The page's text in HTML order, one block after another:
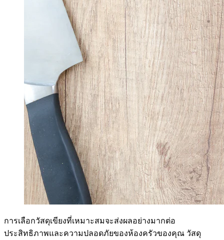
การเลือกวัสดุเขียงที่เหมาะสมจะส่งผลอย่างมากต่อ
ประสิทธิภาพและความปลอดภัยของห้องครัวของคุณ วัสดุ